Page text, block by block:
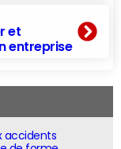
et
entreprise
accidents